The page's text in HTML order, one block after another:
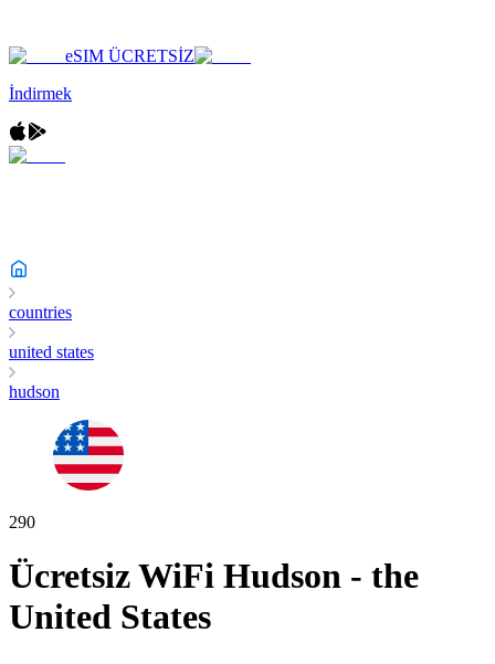
eSIM ÜCRETSİZ
İndirmek
countries
united states
hudson
290
Ücretsiz WiFi Hudson - the
United States